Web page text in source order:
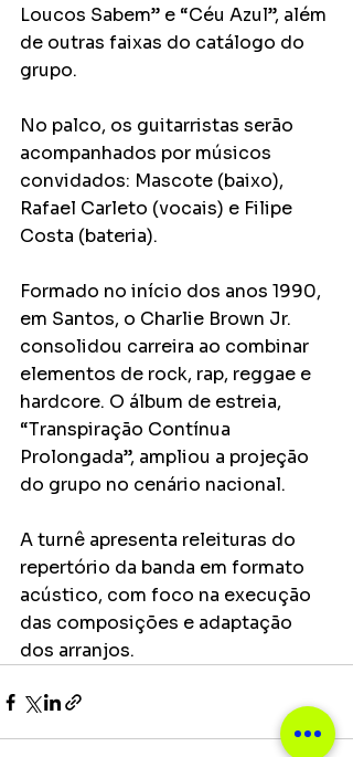
Loucos Sabem” e “Céu Azul”, além
de outras faixas do catálogo do
grupo.
No palco, os guitarristas serão
acompanhados por músicos
convidados: Mascote (baixo),
Rafael Carleto (vocais) e Filipe
Costa (bateria).
Formado no início dos anos 1990,
em Santos, o Charlie Brown Jr.
consolidou carreira ao combinar
elementos de rock, rap, reggae e
hardcore. O álbum de estreia,
“Transpiração Contínua
Prolongada”, ampliou a projeção
do grupo no cenário nacional.
A turnê apresenta releituras do
repertório da banda em formato
acústico, com foco na execução
das composições e adaptação
dos arranjos.